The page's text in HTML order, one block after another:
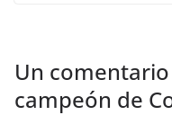
Un
campeón de